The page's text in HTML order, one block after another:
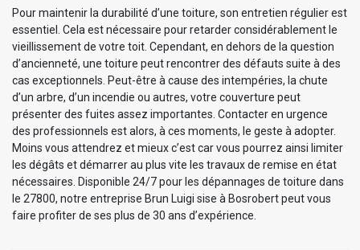
Pour maintenir la durabilité d’une toiture, son entretien régulier est
essentiel. Cela est nécessaire pour retarder considérablement le
vieillissement de votre toit. Cependant, en dehors de la question
d’ancienneté, une toiture peut rencontrer des défauts suite à des
cas exceptionnels. Peut-être à cause des intempéries, la chute
d’un arbre, d’un incendie ou autres, votre couverture peut
présenter des fuites assez importantes. Contacter en urgence
des professionnels est alors, à ces moments, le geste à adopter.
Moins vous attendrez et mieux c’est car vous pourrez ainsi limiter
les dégâts et démarrer au plus vite les travaux de remise en état
nécessaires. Disponible 24/7 pour les dépannages de toiture dans
le 27800, notre entreprise Brun Luigi sise à Bosrobert peut vous
faire profiter de ses plus de 30 ans d’expérience.